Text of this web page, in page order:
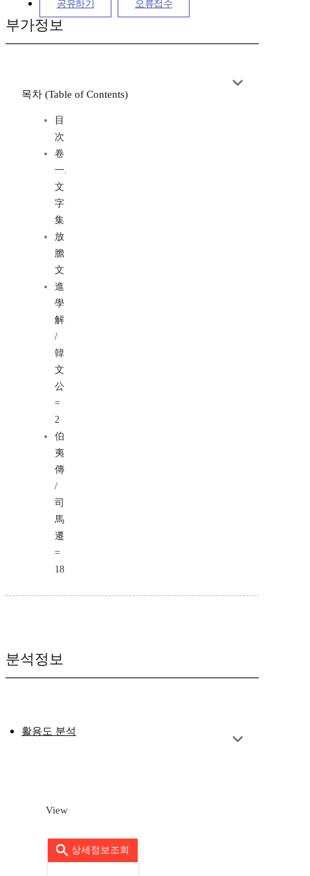
공유하기 오류접수
부가정보
목차 (Table of Contents)
目
次
卷
一.
文
字
集
放
膽
文
進
學
解
/
韓
文
公
=
2
伯
夷
傳
/
司
馬
遷
=
18
분석정보
활용도 분석
View
상세정보조회